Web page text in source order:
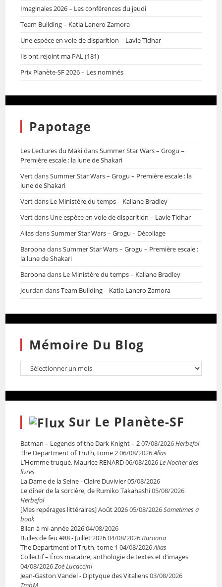
Imaginales 2026 – Les conférences du jeudi
Team Building – Katia Lanero Zamora
Une espèce en voie de disparition – Lavie Tidhar
Ils ont rejoint ma PAL (181)
Prix Planète-SF 2026 – Les nominés
Papotage
Les Lectures du MakidansSummer Star Wars – Grogu –
Première escale : la lune de Shakari
VertdansSummer Star Wars – Grogu – Première escale : la
lune de Shakari
Vertdans Le Ministère du temps – Kaliane Bradley
Vertdans Une espèce en voie de disparition – Lavie Tidhar
AliasdansSummer Star Wars – Grogu – Décollage
BaroonadansSummer Star Wars – Grogu – Première escale :
la lune de Shakari
Baroonadans Le Ministère du temps – Kaliane Bradley
Jourdan dansTeam Building – Katia Lanero Zamora
Mémoire Du Blog
Sur Le Planète-SF
Batman – Legends of the Dark Knight – 207/08/2026Herbefol
The Department of Truth, tome 206/08/2026Alias
L’Homme truqué, Maurice RENARD06/08/2026Le Nocher des
livres
La Dame de la Seine - Claire Duvivier05/08/2026
Le dîner de la sorcière, de Rumiko Takahashi05/08/2026
Herbefol
[Mes repérages littéraires] Août 202605/08/2026Sometimes a
book
Bilan à mi-année 202604/08/2026
Bulles de feu #88 - Juillet 202604/08/2026Baroona
The Department of Truth, tome 1 04/08/2026Alias
Collectif – Éros macabre, anthologie de textes et d’images
04/08/2026Zoé Lucaccini
Jean-Gaston Vandel - Diptyque des Vitaliens03/08/2026
TmbM